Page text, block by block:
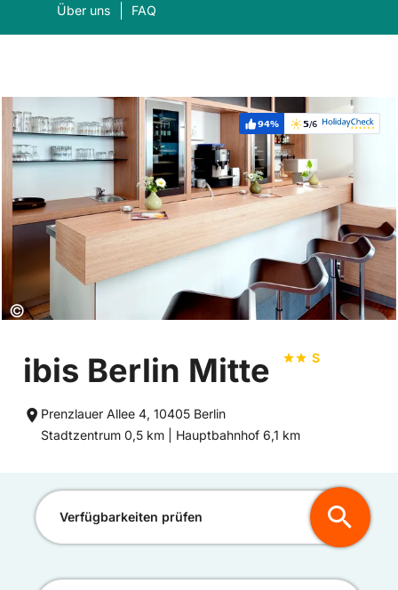
Über uns FAQ
Was suchen Sie?
Weiterempfehlung:
94% Bewertung:
5/6
Copyright:
©
ibis Berlin Mitte S
Prenzlauer Allee 4, 10405 Berlin
Entfernung
Stadtzentrum 0,5 km | Entfernung
Hauptbahnhof 6,1 km
Verfügbarkeiten prüfen